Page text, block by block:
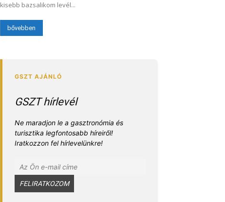
kisebb bazsalikom levél...
bővebben
GSZT hírlevél
Ne maradjon le a gasztronómia és
turisztika legfontosabb híreiről!
Iratkozzon fel hírlevelünkre!